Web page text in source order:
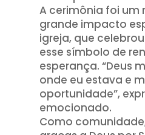
A cerimônia foi um
grande impacto
igreja, que
esse símbolo de
esperança. “Deus
onde eu estava e
oportunidade”,
emocionado.
Como